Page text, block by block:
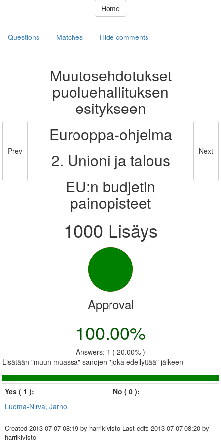
Home
Questions Matches Hide comments
Prev
Muutosehdotukset
puoluehallituksen
esitykseen
Eurooppa-ohjelma
2. Unioni ja talous
EU:n budjetin
painopisteet
1000 Lisäys
Next
Approval
100.00%
Answers: 1 ( 20.00% )
Lisätään "muun muassa" sanojen "joka edellyttää" jälkeen.
Yes ( 1 ):
No ( 0 ):
Luoma-Nirva, Jarno
Created 2013-07-07 08:19 by harrikivisto Last edit: 2013-07-07 08:20 by
harrikivisto